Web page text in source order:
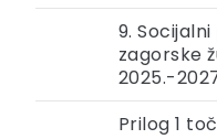
9.
zagorske
2025.-
Prilog 1